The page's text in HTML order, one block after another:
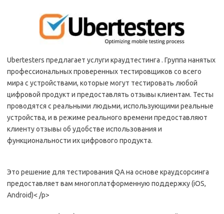
Ubertesters предлагает услуги краудтестинга . Группа нанятых
профессиональных проверенных тестировщиков со всего
мира с устройствами, которые могут тестировать любой
цифровой продукт и предоставлять отзывы клиентам. Тесты
проводятся с реальными людьми, использующими реальные
устройства, и в режиме реального времени предоставляют
клиенту отзывы об удобстве использования и
функциональности их цифрового продукта.
Это решение для тестирования QA на основе краудсорсинга
предоставляет вам многоплатформенную поддержку (iOS,
Android)< /p>